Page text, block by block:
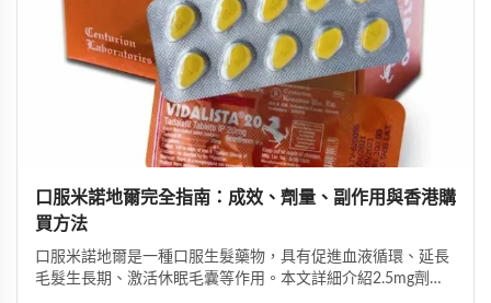
口服米諾地爾完全指南：成效、劑量、副作用與香港購
買方法
口服米諾地爾是一種口服生髮藥物，具有促進血液循環、延長
毛髮生長期、激活休眠毛囊等作用。本文詳細介紹2.5mg劑量